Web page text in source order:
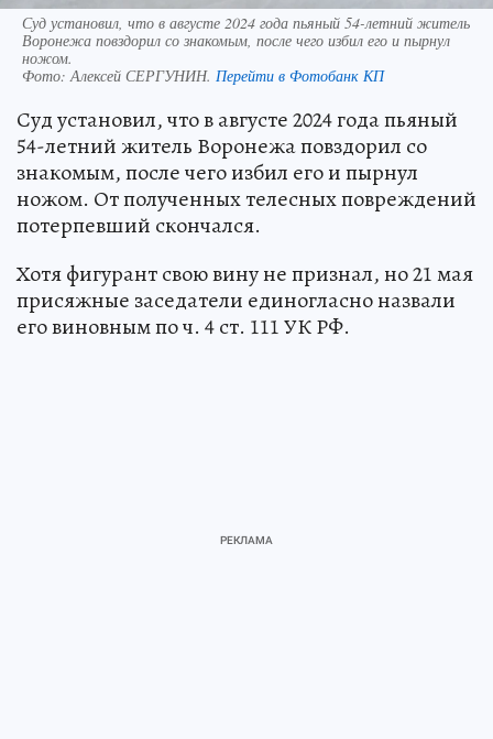
Суд установил, что в августе 2024 года пьяный 54-летний житель
Воронежа повздорил со знакомым, после чего избил его и пырнул
ножом.
Фото:Алексей СЕРГУНИН. Перейти в Фотобанк КП
Суд установил, что в августе 2024 года пьяный
54-летний житель Воронежа повздорил со
знакомым, после чего избил его и пырнул
ножом. От полученных телесных повреждений
потерпевший скончался.
Хотя фигурант свою вину не признал, но 21 мая
присяжные заседатели единогласно назвали
его виновным по ч. 4 ст. 111 УК РФ.